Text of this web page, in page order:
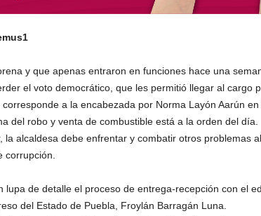
y que apenas entraron en funciones hace una
el voto democrático, que les permitió llegar al cargo
a la encabezada por Norma Layón Aarún
del robo y venta de combustible está a la orden del día.
la alcaldesa debe enfrentar y combatir otros problemas
corrupción.
lupa de detalle el proceso de entrega-recepción con el
del Estado de Puebla, Froylán Barragán Luna.